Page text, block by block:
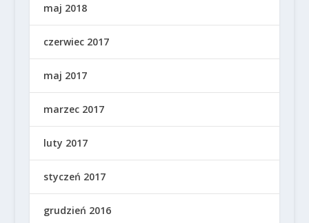
maj 2018
czerwiec 2017
maj 2017
marzec 2017
luty 2017
styczeń 2017
grudzień 2016